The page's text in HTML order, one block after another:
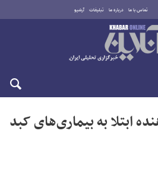
تماس با ما درباره ما تبلیغات آرشیو
ابتلا به بیماری‌های کبد